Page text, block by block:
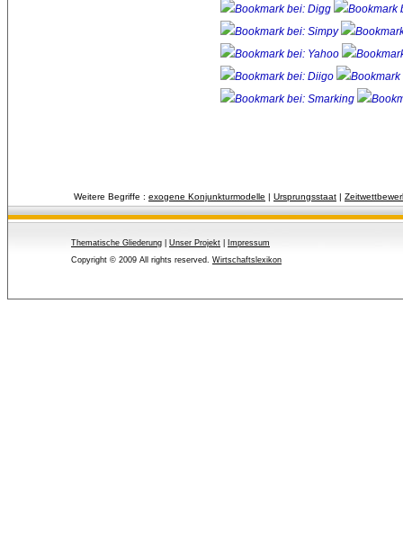
Weitere Begriffe : exogene Konjunkturmodelle | Ursprungsstaat |
Thematische Gliederung Unser Projekt
Impressum
Copyright © 2009 All rights reserved. Wirtschaftslexikon